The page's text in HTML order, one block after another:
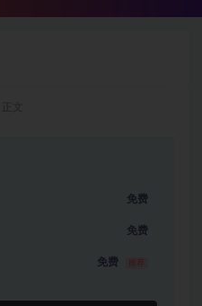
免费
免费
免费